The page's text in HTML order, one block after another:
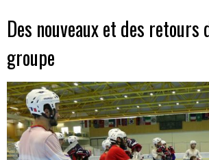
Des nouveaux et des retours
groupe